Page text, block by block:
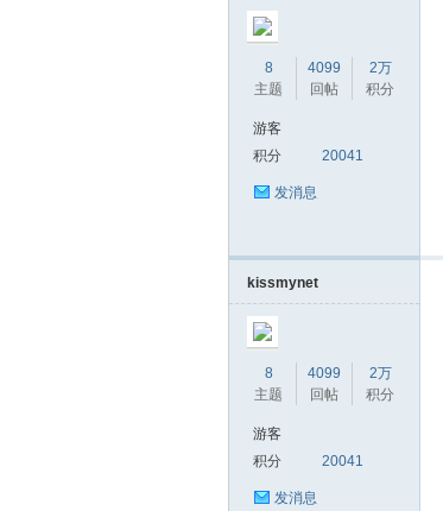
8
主题
4099
回帖
2万
积分
游客
积分
20041
发消息
kissmynet
8
主题
4099
回帖
2万
积分
游客
积分
20041
发消息